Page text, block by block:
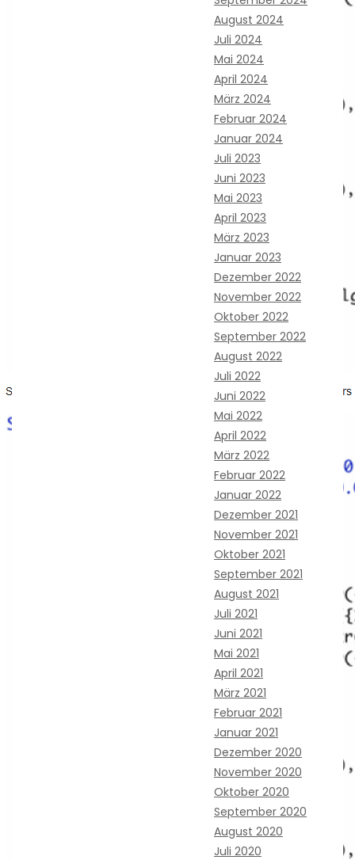
August 2024
Juli 2024
Mai 2024
April 2024
März 2024
Februar 2024
Januar 2024
Juli 2023
Juni 2023
Mai 2023
April 2023
März 2023
Januar 2023
Dezember 2022
November 2022
Oktober 2022
September 2022
August 2022
Juli 2022
Juni 2022
Mai 2022
April 2022
März 2022
Februar 2022
Januar 2022
Dezember 2021
November 2021
Oktober 2021
September 2021
August 2021
Juli 2021
Juni 2021
Mai 2021
April 2021
März 2021
Februar 2021
Januar 2021
Dezember 2020
November 2020
Oktober 2020
September 2020
August 2020
Juli 2020